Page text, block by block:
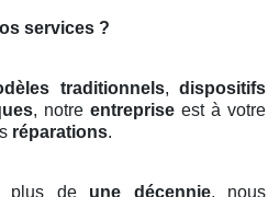
services ?
traditionnels, dispositifs
, notre entreprise est à votre
réparations.
plus de une décennie, nous